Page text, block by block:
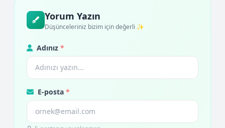
Yorum Yazın
Düşünceleriniz bizim için değerli ✨
Adınız *
E-posta *